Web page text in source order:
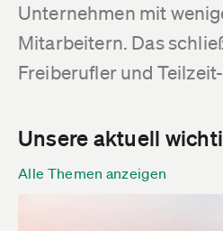
Unternehmen mit
Mitarbeitern. Das
Freiberufler und
Unsere aktuell
Alle Themen anzeigen